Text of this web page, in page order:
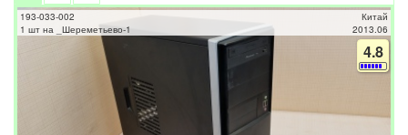
193-033-002
1 шт на _Шереметьево-1
Китай
2013.06
4.8